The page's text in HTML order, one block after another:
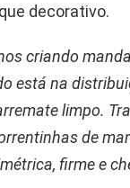
decorativo.
criando
está na
limpo.
de
firme e